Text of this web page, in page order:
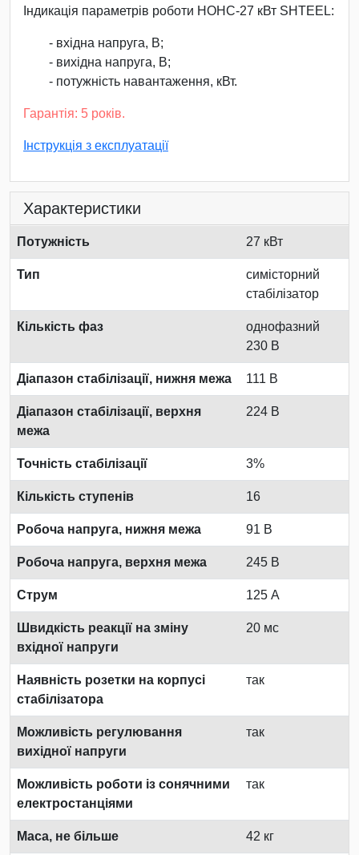
Індикація параметрів роботи НОНС-27 кВт SHTEEL:
- вхідна напруга, В;
- вихідна напруга, В;
- потужність навантаження, кВт.
Гарантія: 5 років.
Інструкція з експлуатації
Характеристики
Потужність 27 кВт
Тип
симісторний
стабілізатор
Кількість фаз
однофазний
230 В
Діапазон стабілізації, нижня межа 111 В
Діапазон стабілізації, верхня
межа
224 В
Точність стабілізації 3%
Кількість ступенів 16
Робоча напруга, нижня межа 91 В
Робоча напруга, верхня межа 245 В
Струм 125 А
Швидкість реакції на зміну
вхідної напруги
20 мс
Наявність розетки на корпусі
стабілізатора
так
Можливість регулювання
вихідної напруги
так
Можливість роботи із сонячними
електростанціями
так
Маса, не більше 42 кг